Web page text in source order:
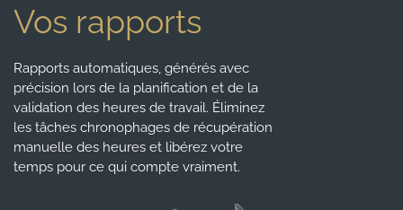
Vos rapports
Rapports automatiques, générés avec
précision lors de la planification et de la
validation des heures de travail. Éliminez
les tâches chronophages de récupération
manuelle des heures et libérez votre
temps pour ce qui compte vraiment.